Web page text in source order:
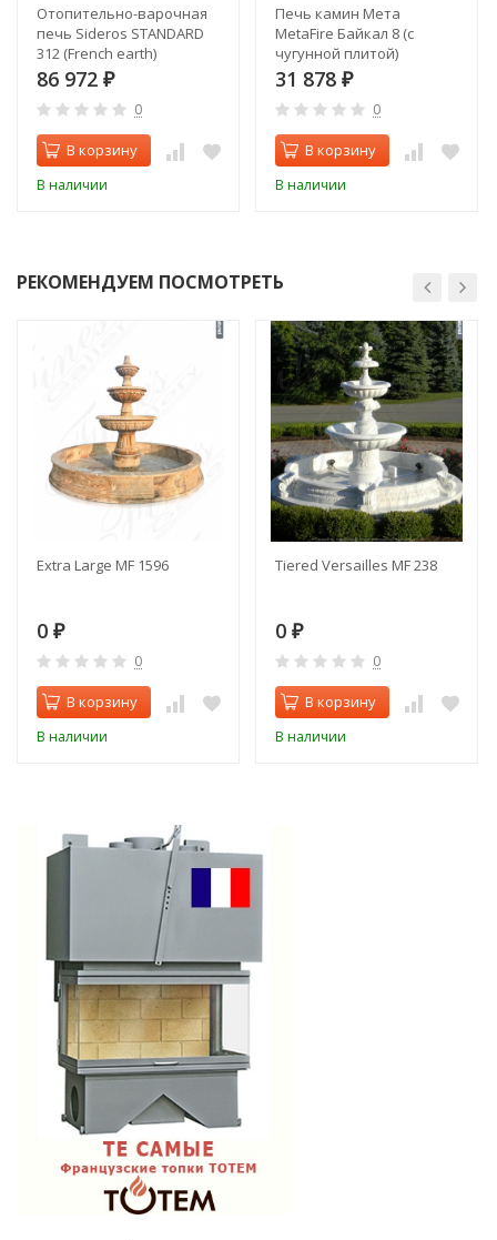
Отопительно-варочная
печь Sideros STANDARD
312 (French earth)
86 972 ₽
0
В корзину
В наличии
Печь камин Мета
MetaFire Байкал 8 (с
чугунной плитой)
31 878 ₽
0
В корзину
В наличии
РЕКОМЕНДУЕМ ПОСМОТРЕТЬ
Extra Large MF 1596
0 ₽
0
В корзину
В наличии
Tiered Versailles MF 238
0 ₽
0
В корзину
В наличии